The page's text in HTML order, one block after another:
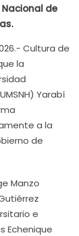
de
Cultura de
la
Yarabí
a la
de
Manzo
e
Echenique